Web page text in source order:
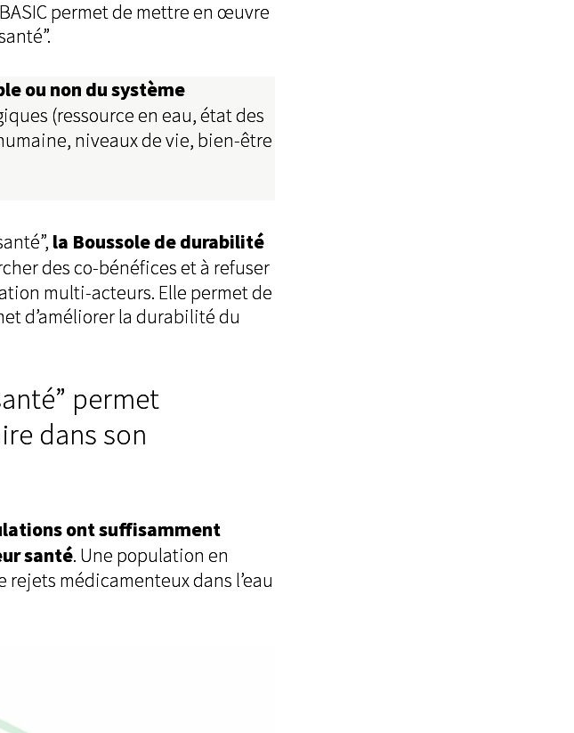
permet de mettre en œuvre
ou non du système
(ressource en eau, état des
niveaux de vie, bien-être
la Boussole de durabilité
des co-bénéfices et à refuser
multi-acteurs. Elle permet de
d’améliorer la durabilité du
permet
dans son
ont suffisamment
santé. Une population en
médicamenteux dans l’eau